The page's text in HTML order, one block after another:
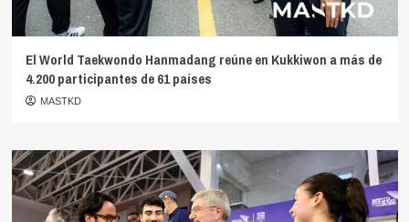
El World Taekwondo Hanmadang reúne en Kukkiwon a más de
4.200 participantes de 61 países
MASTKD